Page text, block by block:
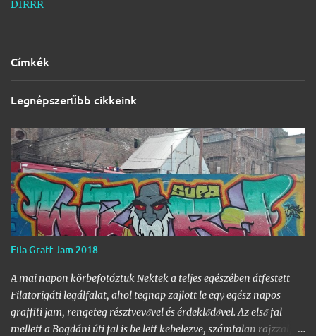
DIRRR
Címkék
Legnépszerűbb cikkeink
Fila Graff Jam 2018
A mai napon körbefotóztuk Nektek a teljes egészében átfestett
Filatorigáti legálfalat, ahol tegnap zajlott le egy egész napos
graffiti jam, rengeteg résztvevővel és érdeklődővel. Az első fal
mellett a Bogdáni úti fal is be lett kebelezve, számtalan rajzzal, és